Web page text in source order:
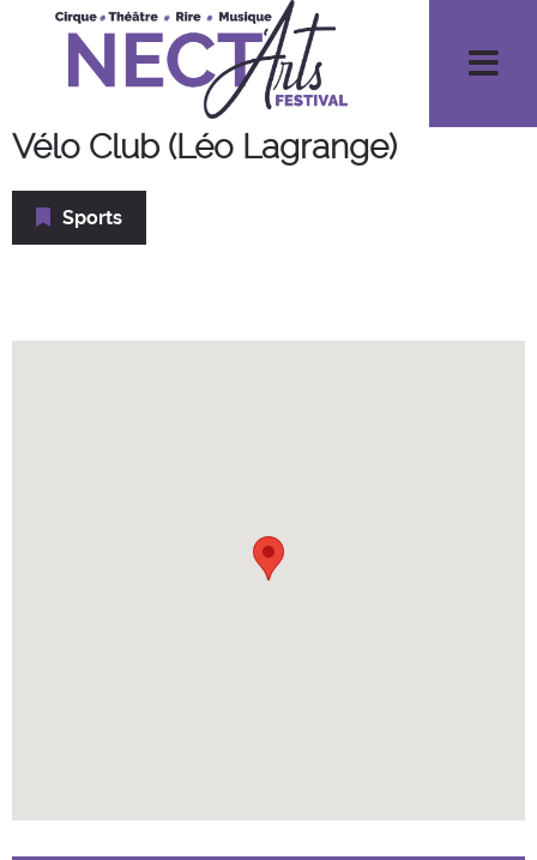
Vélo Club (Léo Lagrange)
Sports